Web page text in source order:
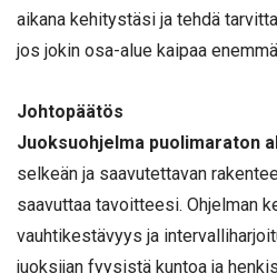
aikana kehitystäsi ja tehdä
jos jokin osa-alue kaipaa
Johtopäätös
Juoksuohjelma puolimaraton
selkeän ja saavutettavan
saavuttaa tavoitteesi. Ohjelman
vauhtikestävyys ja
juoksijan fyysistä kuntoa ja